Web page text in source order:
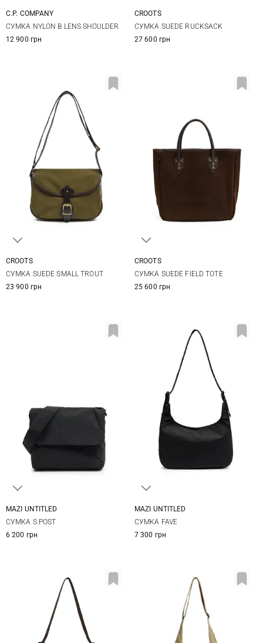
C.P. COMPANY
СУМКА NYLON B LENS SHOULDER
12 900 грн
CROOTS
СУМКА SUEDE RUCKSACK
27 600 грн
CROOTS
СУМКА SUEDE SMALL TROUT
23 900 грн
CROOTS
СУМКА SUEDE FIELD TOTE
25 600 грн
MAZI UNTITLED
СУМКА S.POST
6 200 грн
MAZI UNTITLED
СУМКА FAVE
7 300 грн